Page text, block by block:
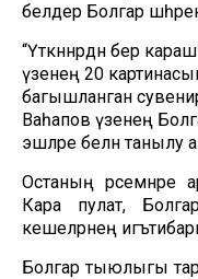
белдерә Болгар
“Үткәннәрдән бер
үзенең 20
багышланган
Ваһапов үзенең
эшләре белән танылу
Останың рәсемнәре
Кара пулат, Болгар
кешеләрнең
Болгар тыюлыгы